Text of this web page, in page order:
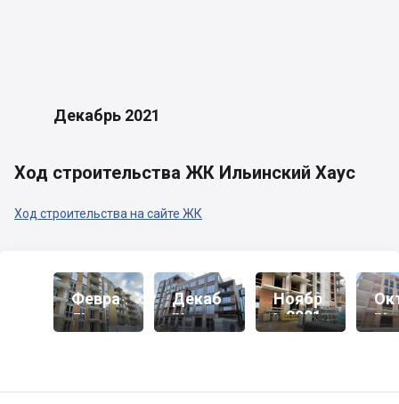
Декабрь 2021
Ход строительства ЖК Ильинский Хаус
Ход строительства на сайте ЖК
Февра
Ль
2022
Декаб
Рь
2021
Ноябр
Ь 2021
Рь